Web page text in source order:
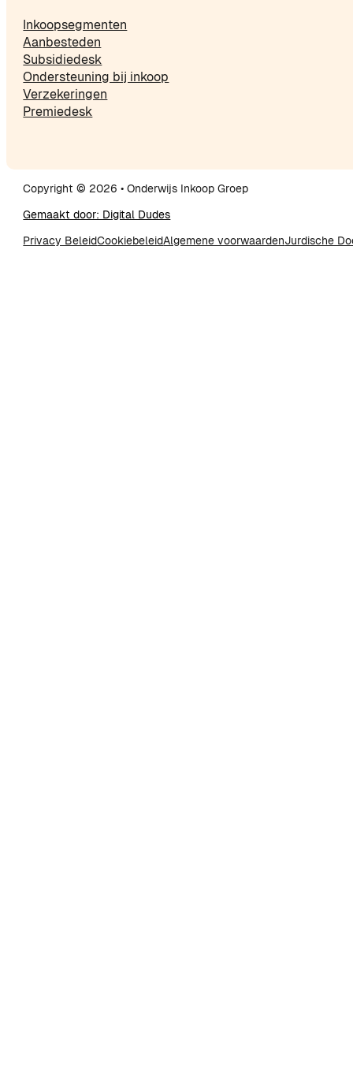
Inkoopsegmenten
Aanbesteden
Subsidiedesk
Ondersteuning bij inkoop
Verzekeringen
Premiedesk
Copyright © 2026 • Onderwijs Inkoop Groep
Gemaakt door: Digital Dudes
Privacy BeleidCookiebeleidAlgemene voorwaardenJurdische